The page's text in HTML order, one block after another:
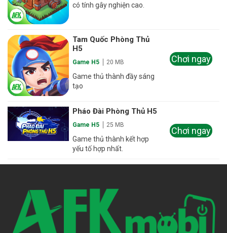
có tính gây nghiện cao.
Tam Quốc Phòng Thủ
H5
Game H5 20 MB
Game thủ thành đầy sáng
tạo
Chơi ngay
Pháo Đài Phòng Thủ H5
Game H5 25 MB
Game thủ thành kết hợp
yếu tố hợp nhất.
Chơi ngay